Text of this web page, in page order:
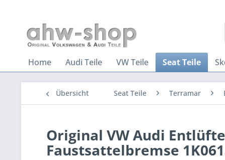
Home Audi Teile VW Teile Seat Teile
Übersicht Seat Teile Terramar
Original VW Audi
Faustsattelbremse